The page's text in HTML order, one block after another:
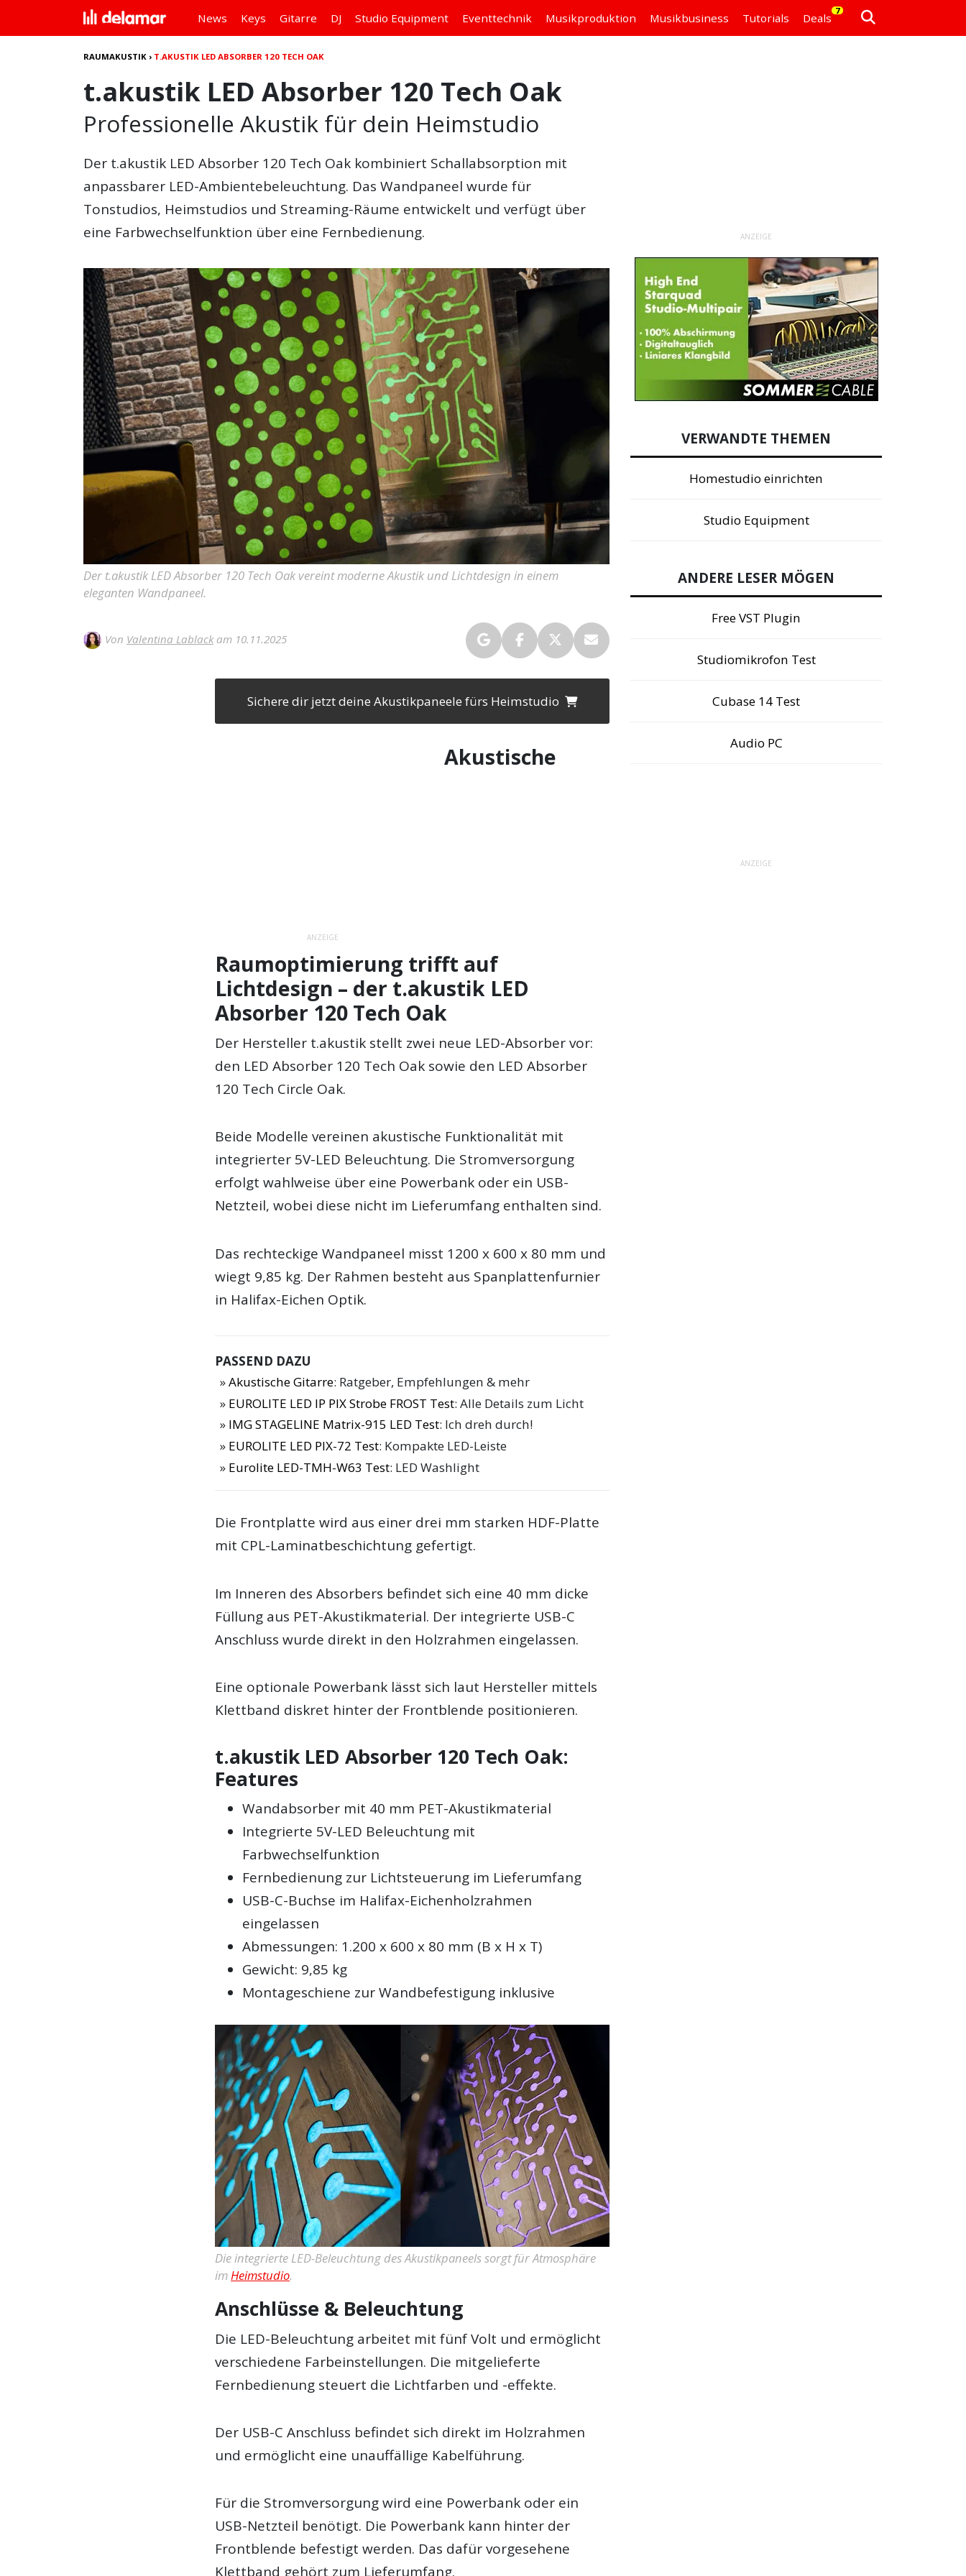
News Keys Gitarre DJ Studio Equipment Eventtechnik Musikproduktion Musikbusiness Tutorials Deals
7
RAUMAKUSTIK › T.AKUSTIK LED ABSORBER 120 TECH OAK
t.akustik LED Absorber 120 Tech Oak
Professionelle Akustik für dein Heimstudio
Der t.akustik LED Absorber 120 Tech Oak kombiniert Schallabsorption mit
anpassbarer LED-Ambientebeleuchtung. Das Wandpaneel wurde für
Tonstudios, Heimstudios und Streaming-Räume entwickelt und verfügt über
eine Farbwechselfunktion über eine Fernbedienung.
Der t.akustik LED Absorber 120 Tech Oak vereint moderne Akustik und Lichtdesign in einem
eleganten Wandpaneel.
Von Valentina Lablack am 10.11.2025
Sichere dir jetzt deine Akustikpaneele fürs Heimstudio
ANZEIGE
Akustische
Raumoptimierung trifft auf
Lichtdesign – der t.akustik LED
Absorber 120 Tech Oak
Der Hersteller t.akustik stellt zwei neue LED-Absorber vor:
den LED Absorber 120 Tech Oak sowie den LED Absorber
120 Tech Circle Oak.
Beide Modelle vereinen akustische Funktionalität mit
integrierter 5V-LED Beleuchtung. Die Stromversorgung
erfolgt wahlweise über eine Powerbank oder ein USB-
Netzteil, wobei diese nicht im Lieferumfang enthalten sind.
Das rechteckige Wandpaneel misst 1200 x 600 x 80 mm und
wiegt 9,85 kg. Der Rahmen besteht aus Spanplattenfurnier
in Halifax-Eichen Optik.
PASSEND DAZU
Akustische Gitarre: Ratgeber, Empfehlungen & mehr
EUROLITE LED IP PIX Strobe FROST Test: Alle Details zum Licht
IMG STAGELINE Matrix-915 LED Test: Ich dreh durch!
EUROLITE LED PIX-72 Test: Kompakte LED-Leiste
Eurolite LED-TMH-W63 Test: LED Washlight
Die Frontplatte wird aus einer drei mm starken HDF-Platte
mit CPL-Laminatbeschichtung gefertigt.
Im Inneren des Absorbers befindet sich eine 40 mm dicke
Füllung aus PET-Akustikmaterial. Der integrierte USB-C
Anschluss wurde direkt in den Holzrahmen eingelassen.
Eine optionale Powerbank lässt sich laut Hersteller mittels
Klettband diskret hinter der Frontblende positionieren.
t.akustik LED Absorber 120 Tech Oak:
Features
Wandabsorber mit 40 mm PET-Akustikmaterial
Integrierte 5V-LED Beleuchtung mit
Farbwechselfunktion
Fernbedienung zur Lichtsteuerung im Lieferumfang
USB-C-Buchse im Halifax-Eichenholzrahmen
eingelassen
Abmessungen: 1.200 x 600 x 80 mm (B x H x T)
Gewicht: 9,85 kg
Montageschiene zur Wandbefestigung inklusive
Die integrierte LED-Beleuchtung des Akustikpaneels sorgt für Atmosphäre
imHeimstudio.
Anschlüsse & Beleuchtung
Die LED-Beleuchtung arbeitet mit fünf Volt und ermöglicht
verschiedene Farbeinstellungen. Die mitgelieferte
Fernbedienung steuert die Lichtfarben und -effekte.
Der USB-C Anschluss befindet sich direkt im Holzrahmen
und ermöglicht eine unauffällige Kabelführung.
Für die Stromversorgung wird eine Powerbank oder ein
USB-Netzteil benötigt. Die Powerbank kann hinter der
Frontblende befestigt werden. Das dafür vorgesehene
Klettband gehört zum Lieferumfang.
ANZEIGE
VERWANDTE THEMEN
Homestudio einrichten
Studio Equipment
ANDERE LESER MÖGEN
Free VST Plugin
Studiomikrofon Test
Cubase 14 Test
Audio PC
ANZEIGE